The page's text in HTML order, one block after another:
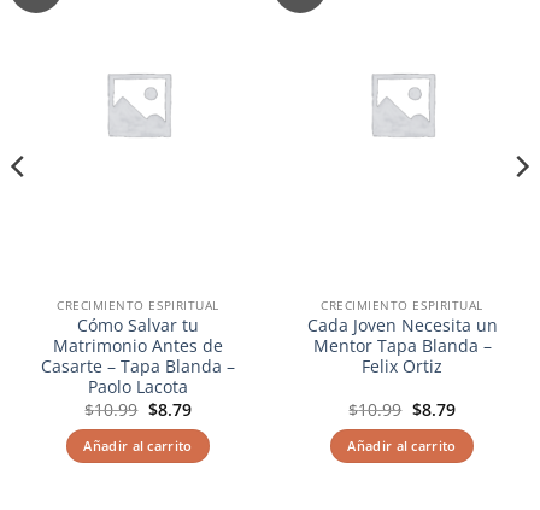
CRECIMIENTO ESPIRITUAL
Cómo Salvar tu
Matrimonio Antes de
Casarte – Tapa Blanda –
Paolo Lacota
$10.99 El
precio
original
era:
$10.99.
$8.79El
actual
es:
$8.79.
Añadir al carrito
CRECIMIENTO ESPIRITUAL
Cada Joven Necesita un
Mentor Tapa Blanda –
Felix Ortiz
$10.99 El
precio
original
era:
$10.99.
$8.79El
actual
es:
$8.79.
Añadir al carrito